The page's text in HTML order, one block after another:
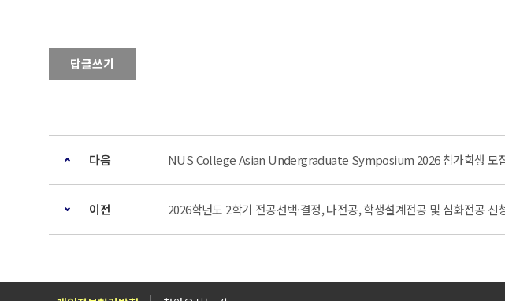
답글쓰기
다음 NUS College Asian Undergraduate Symposium 2026 참가학생 모
이전 2026학년도 2학기 전공선택·결정, 다전공, 학생설계전공 및 심화전공